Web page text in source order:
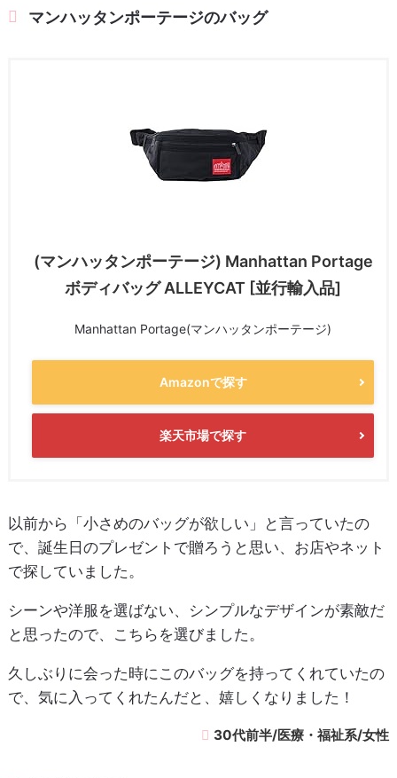
マンハッタンポーテージのバッグ
(マンハッタンポーテージ) Manhattan Portage
ボディバッグ ALLEYCAT [並行輸入品]
Manhattan Portage(マンハッタンポーテージ)
Amazonで探す
楽天市場で探す
以前から「小さめのバッグが欲しい」と言っていたの
で、誕生日のプレゼントで贈ろうと思い、お店やネット
で探していました。
シーンや洋服を選ばない、シンプルなデザインが素敵だ
と思ったので、こちらを選びました。
久しぶりに会った時にこのバッグを持ってくれていたの
で、気に入ってくれたんだと、嬉しくなりました！
30代前半/医療・福祉系/女性